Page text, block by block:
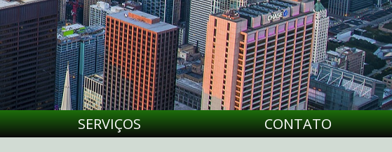
SERVIÇOS CONTATO